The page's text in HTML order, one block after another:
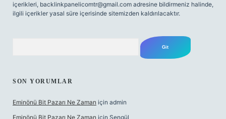
içerikleri, backlinkpanelicomtr@gmail.com adresine bildirmeniz halinde,
ilgili içerikler yasal süre içerisinde sitemizden kaldırılacaktır.
SON YORUMLAR
Eminönü Bit Pazarı Ne Zaman için admin
Eminönü Bit Pazarı Ne Zaman için Şengül